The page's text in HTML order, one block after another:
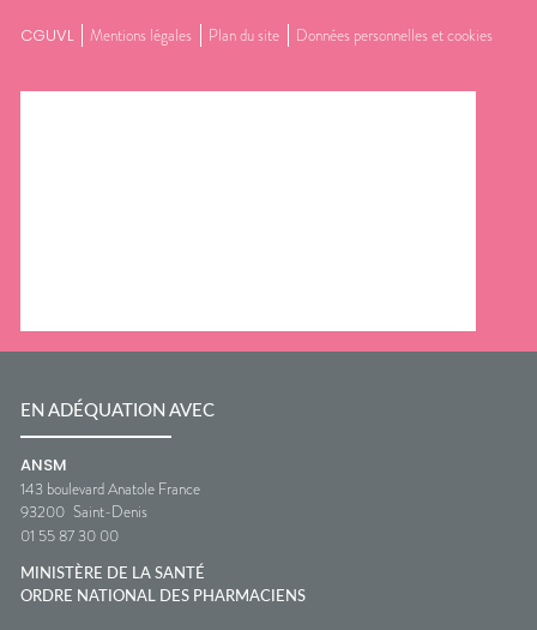
CGUVL Mentions légales Plan du site Données personnelles et cookies
EN ADÉQUATION AVEC
ANSM
143 boulevard Anatole France
93200 Saint-Denis
01 55 87 30 00
MINISTÈRE DE LA SANTÉ
ORDRE NATIONAL DES PHARMACIENS